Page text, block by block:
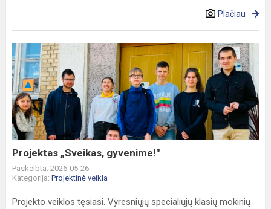
Plačiau
Projektas
„Sveikas,
gyvenime!"
Projektas „Sveikas, gyvenime!"
Paskelbta: 2026-05-26
Kategorija: Projektinė veikla
Projekto veiklos tęsiasi. Vyresniųjų specialiųjų klasių mokinių